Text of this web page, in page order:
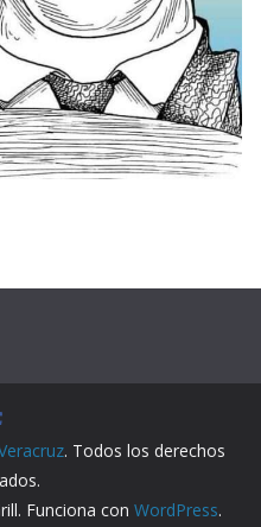
. Todos los derechos
Funciona con WordPress.